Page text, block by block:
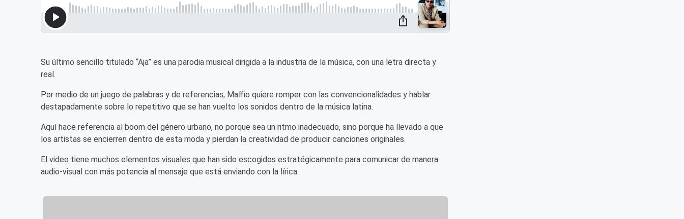
Su último sencillo titulado “Aja” es una parodia musical dirigida a la industria de la música, con una letra directa y
real.
Por medio de un juego de palabras y de referencias, Maffio quiere romper con las convencionalidades y hablar
destapadamente sobre lo repetitivo que se han vuelto los sonidos dentro de la música latina.
Aquí hace referencia al boom del género urbano, no porque sea un ritmo inadecuado, sino porque ha llevado a que
los artistas se encierren dentro de esta moda y pierdan la creatividad de producir canciones originales.
El video tiene muchos elementos visuales que han sido escogidos estratégicamente para comunicar de manera
audio-visual con más potencia al mensaje que está enviando con la lírica.